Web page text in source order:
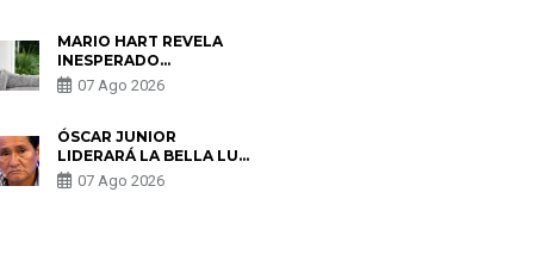
MARIO HART REVELA
INESPERADO
PROBLEMA DE SALUD
ANTES DE SEPARARSE
ENCONTRARON UN
TUMOR”
07 Ago 2026
ÓSCAR JUNIOR
LIDERARÁ LA BELLA LUZ
TRAS SALIDA DE SU
PADRE POR POLÉMICA
07 Ago 2026